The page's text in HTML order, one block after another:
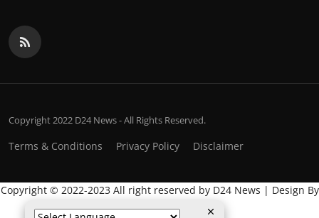
Copyright 2022 D24 News - All Rights Reserved.
Terms & Conditions Privacy Policy Disclaimer
Copyright © 2022-2023 All right reserved by D24 News | Design By